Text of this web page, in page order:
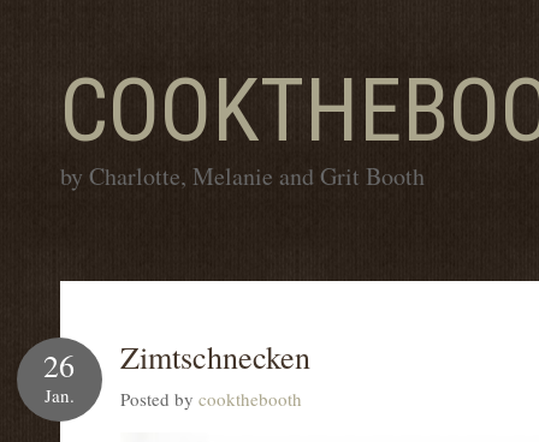
by Charlotte, Melanie and Grit Booth
Zimtschnecken
Posted by cookthebooth
26
Jan.